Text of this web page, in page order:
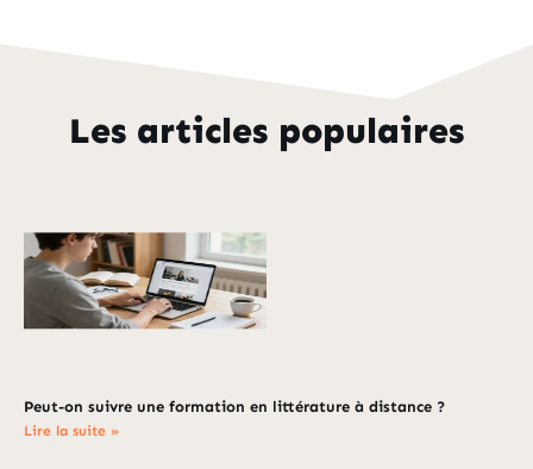
Les articles populaires
Peut-on suivre une formation en littérature à distance ?
Lire la suite »